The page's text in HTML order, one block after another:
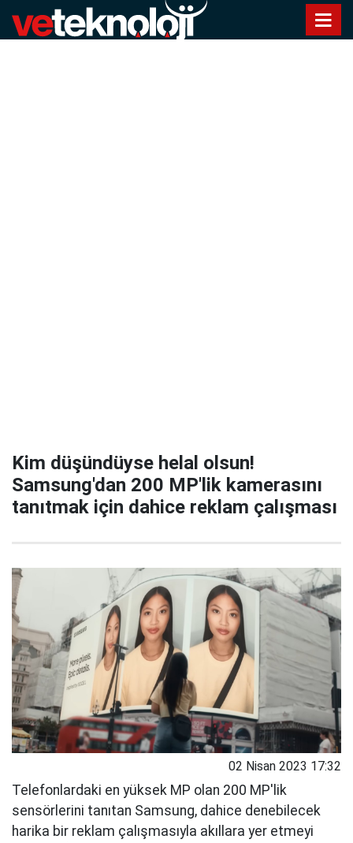
Kim düşündüyse helal olsun!
Samsung'dan 200 MP'lik kamerasını
tanıtmak için dahice reklam çalışması
02 Nisan 2023 17:32
Telefonlardaki en yüksek MP olan 200 MP'lik
sensörlerini tanıtan Samsung, dahice denebilecek
harika bir reklam çalışmasıyla akıllara yer etmeyi